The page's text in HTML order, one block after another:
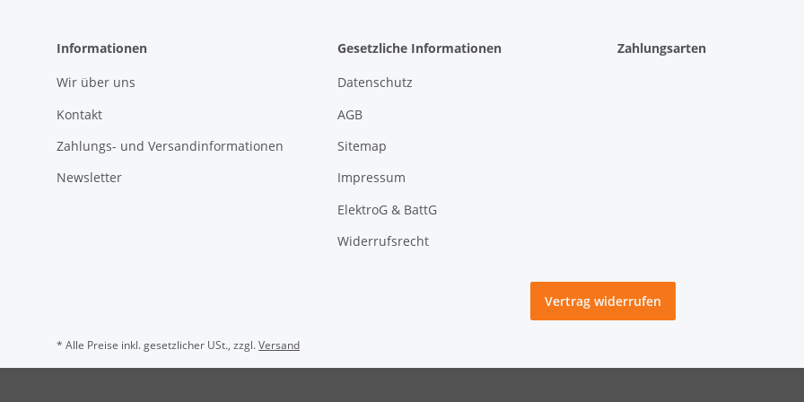
Informationen
Wir über uns
Kontakt
Zahlungs- und Versandinformationen
Newsletter
Gesetzliche Informationen
Datenschutz
AGB
Sitemap
Impressum
ElektroG & BattG
Widerrufsrecht
Zahlungsarten
Vertrag widerrufen
* Alle Preise inkl. gesetzlicher USt., zzgl.Versand